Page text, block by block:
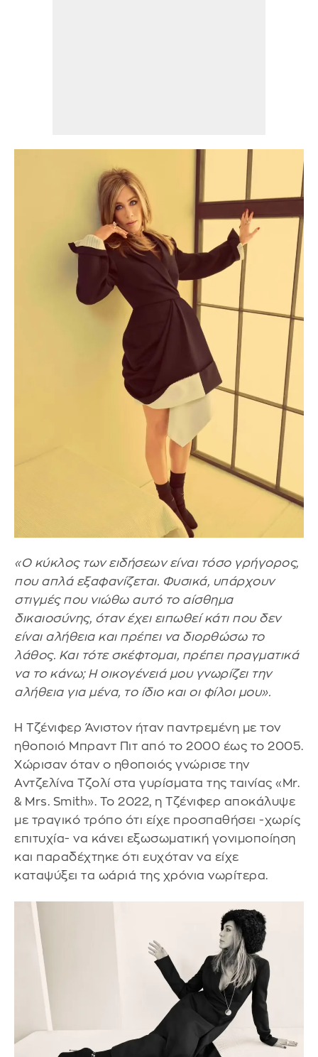
«Ο κύκλος των ειδήσεων είναι τόσο γρήγορος,
που απλά εξαφανίζεται. Φυσικά, υπάρχουν
στιγμές που νιώθω αυτό το αίσθημα
δικαιοσύνης, όταν έχει ειπωθεί κάτι που δεν
είναι αλήθεια και πρέπει να διορθώσω το
λάθος. Και τότε σκέφτομαι, πρέπει πραγματικά
να το κάνω; Η οικογένειά μου γνωρίζει την
αλήθεια για μένα, το ίδιο και οι φίλοι μου».
Η Τζένιφερ Άνιστον ήταν παντρεμένη με τον
ηθοποιό Μπραντ Πιτ από το 2000 έως το 2005.
Χώρισαν όταν ο ηθοποιός γνώρισε την
Αντζελίνα Τζολί στα γυρίσματα της ταινίας «Mr.
& Mrs. Smith». Το 2022, η Τζένιφερ αποκάλυψε
με τραγικό τρόπο ότι είχε προσπαθήσει -χωρίς
επιτυχία- να κάνει εξωσωματική γονιμοποίηση
και παραδέχτηκε ότι ευχόταν να είχε
καταψύξει τα ωάριά της χρόνια νωρίτερα.